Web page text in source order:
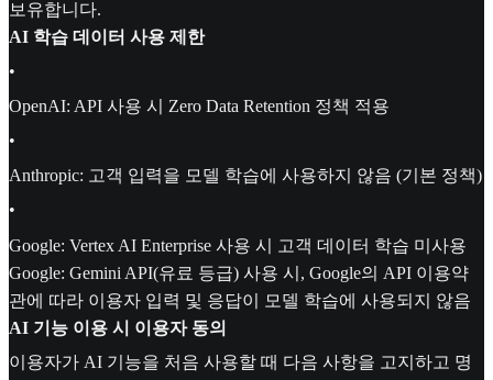
보유합니다.
AI 학습 데이터 사용 제한
•
OpenAI: API 사용 시 Zero Data Retention 정책 적용
•
Anthropic: 고객 입력을 모델 학습에 사용하지 않음 (기본 정책)
•
Google: Vertex AI Enterprise 사용 시 고객 데이터 학습 미사용
Google: Gemini API(유료 등급) 사용 시, Google의 API 이용약
관에 따라 이용자 입력 및 응답이 모델 학습에 사용되지 않음
AI 기능 이용 시 이용자 동의
이용자가 AI 기능을 처음 사용할 때 다음 사항을 고지하고 명